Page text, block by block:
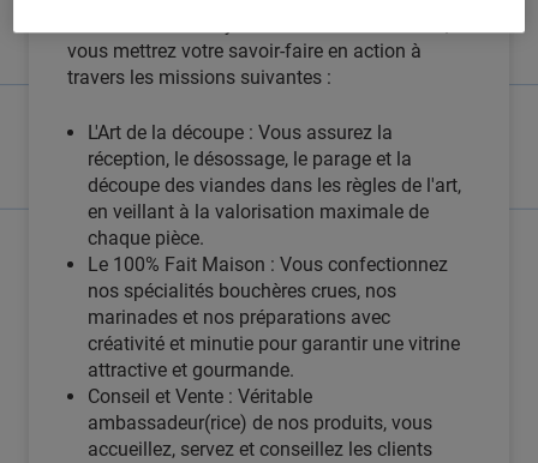
vous mettrez votre savoir-faire en action à
travers les missions suivantes :
L'Art de la découpe : Vous assurez la
réception, le désossage, le parage et la
découpe des viandes dans les règles de l'art,
en veillant à la valorisation maximale de
chaque pièce.
Le 100% Fait Maison : Vous confectionnez
nos spécialités bouchères crues, nos
marinades et nos préparations avec
créativité et minutie pour garantir une vitrine
attractive et gourmande.
Conseil et Vente : Véritable
ambassadeur(rice) de nos produits, vous
accueillez, servez et conseillez les clients